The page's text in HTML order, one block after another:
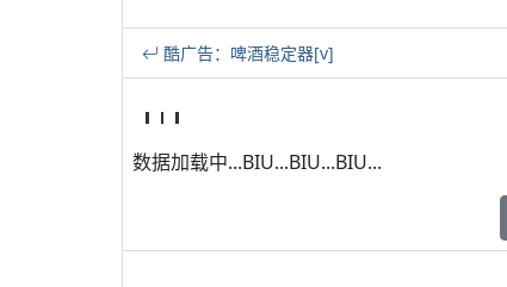
酷广告：啤酒稳定器[v]
数据加载中...BIU...BIU...BIU...